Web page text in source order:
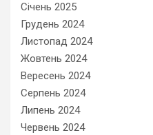
Січень 2025
Грудень 2024
Листопад 2024
Жовтень 2024
Вересень 2024
Серпень 2024
Липень 2024
Червень 2024